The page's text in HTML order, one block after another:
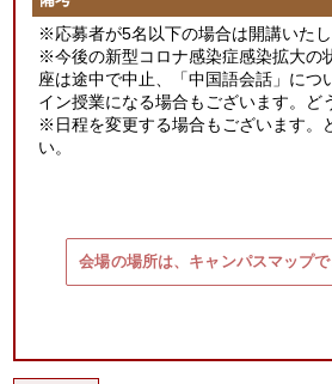
※応募者が5名以下の場合は開講いたし
※今後の新型コロナ感染症感染拡大の
座は途中で中止、「中国語会話」につ
イン授業になる場合もございます。ど
※日程を変更する場合もございます。
い。
会場の場所は、キャンパスマップで